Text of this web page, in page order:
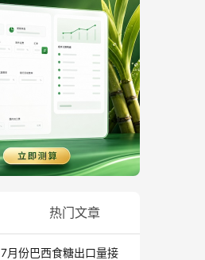
热门文章
7月份巴西食糖出口量接